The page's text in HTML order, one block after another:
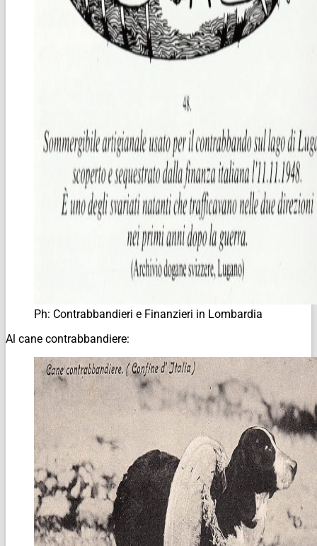
Ph: Contrabbandieri e Finanzieri in Lombardia
Al cane contrabbandiere: